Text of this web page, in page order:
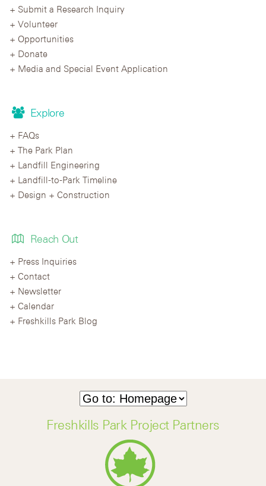
Submit a Research Inquiry
Volunteer
Opportunities
Donate
Media and Special Event Application
Explore
FAQs
The Park Plan
Landfill Engineering
Landfill-to-Park Timeline
Design + Construction
Reach Out
Press Inquiries
Contact
Newsletter
Calendar
Freshkills Park Blog
Freshkills Park Project Partners